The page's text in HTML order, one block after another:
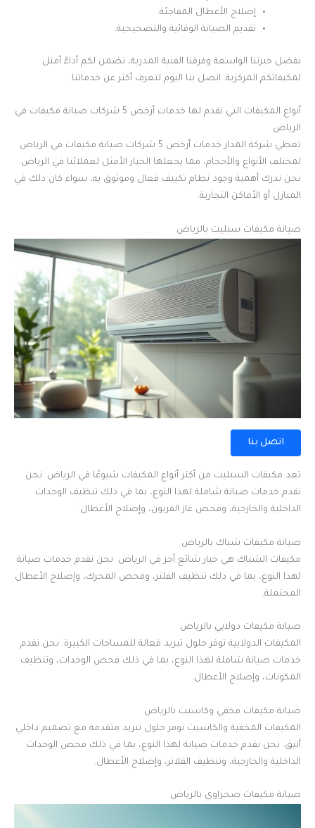
إصلاح الأعطال المفاجئة.
تقديم الصيانة الوقائية والتصحيحية.
بفضل خبرتنا الواسعة وفرقنا الفنية المدربة، نضمن لكم أداءً أمثل
لمكيفاتكم المركزية. اتصل بنا اليوم لتعرف أكثر عن خدماتنا.
أنواع المكيفات التي نقدم لها خدمات أرخص 5 شركات صيانة مكيفات في
الرياض
تغطي شركة المدار خدمات أرخص 5 شركات صيانة مكيفات في الرياض
لمختلف الأنواع والأحجام، مما يجعلها الخيار الأمثل لعملائنا في الرياض.
نحن ندرك أهمية وجود نظام تكييف فعال وموثوق به، سواء كان ذلك في
المنازل أو الأماكن التجارية.
صيانة مكيفات سبليت بالرياض
اتصل بنا
تعد مكيفات السبليت من أكثر أنواع المكيفات شيوعًا في الرياض. نحن
نقدم خدمات صيانة شاملة لهذا النوع، بما في ذلك تنظيف الوحدات
الداخلية والخارجية، وفحص غاز الفريون، وإصلاح الأعطال.
صيانة مكيفات شباك بالرياض
مكيفات الشباك هي خيار شائع آخر في الرياض. نحن نقدم خدمات صيانة
لهذا النوع، بما في ذلك تنظيف الفلتر، وفحص المحرك، وإصلاح الأعطال
المحتملة.
صيانة مكيفات دولابي بالرياض
المكيفات الدولابية توفر حلول تبريد فعالة للمساحات الكبيرة. نحن نقدم
خدمات صيانة شاملة لهذا النوع، بما في ذلك فحص الوحدات، وتنظيف
المكونات، وإصلاح الأعطال.
صيانة مكيفات مخفي وكاسيت بالرياض
المكيفات المخفية والكاسيت توفر حلول تبريد متقدمة مع تصميم داخلي
أنيق. نحن نقدم خدمات صيانة لهذا النوع، بما في ذلك فحص الوحدات
الداخلية والخارجية، وتنظيف الفلاتر، وإصلاح الأعطال.
صيانة مكيفات صحراوي بالرياض